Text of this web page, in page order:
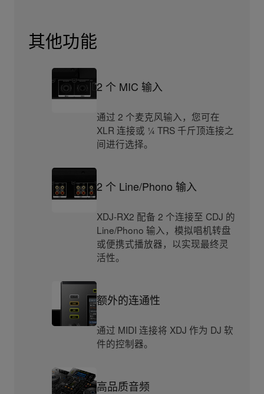
其他功能
2 个 MIC 输入
通过 2 个麦克风输入，您可在
XLR 连接或 ¼ TRS 千斤顶连接之
间进行选择。
2 个 Line/Phono 输入
XDJ-RX2 配备 2 个连接至 CDJ 的
Line/Phono 输入，模拟唱机转盘
或便携式播放器，以实现最终灵
活性。
额外的连通性
通过 MIDI 连接将 XDJ 作为 DJ 软
件的控制器。
高品质音频